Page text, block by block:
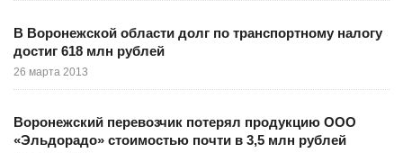
В Воронежской области долг по транспортному налогу
достиг 618 млн рублей
26 марта 2013
Воронежский перевозчик потерял продукцию ООО
«Эльдорадо» стоимостью почти в 3,5 млн рублей